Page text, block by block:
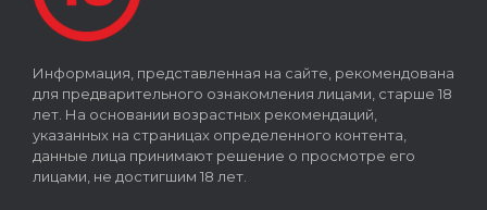
Информация, представленная на сайте, рекомендована
для предварительного ознакомления лицами, старше 18
лет. На основании возрастных рекомендаций,
указанных на страницах определенного контента,
данные лица принимают решение о просмотре его
лицами, не достигшим 18 лет.